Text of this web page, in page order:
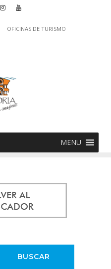
OFICINAS DE TURISMO
MENU